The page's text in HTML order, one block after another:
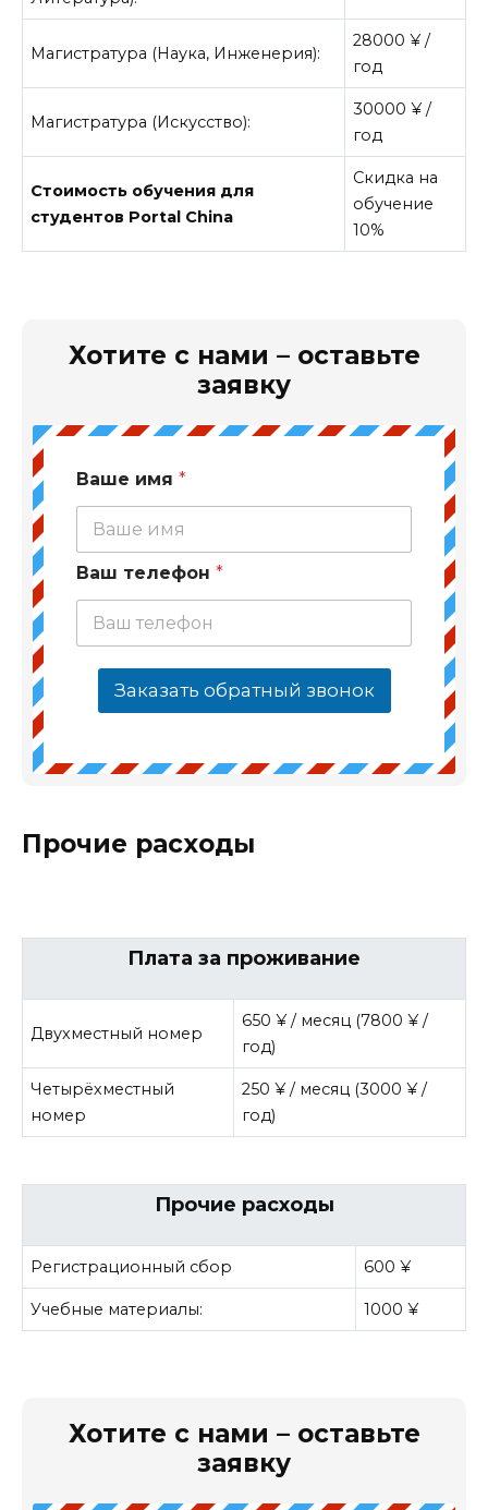
Магистратура (Наука, Инженерия):
28000 ¥ /
год
Магистратура (Искусство):
30000 ¥ /
год
Стоимость обучения для
студентов Portal China
Скидка на
обучение
10%
Хотите с нами – оставьте
заявку
Ваше имя *
Ваш телефон *
Заказать обратный звонок
Прочие расходы
Плата за проживание
Двухместный номер
650 ¥ / месяц (7800 ¥ /
год)
Четырёхместный
номер
250 ¥ / месяц (3000 ¥ /
год)
Прочие расходы
Регистрационный сбор 600 ¥
Учебные материалы: 1000 ¥
Хотите с нами – оставьте
заявку